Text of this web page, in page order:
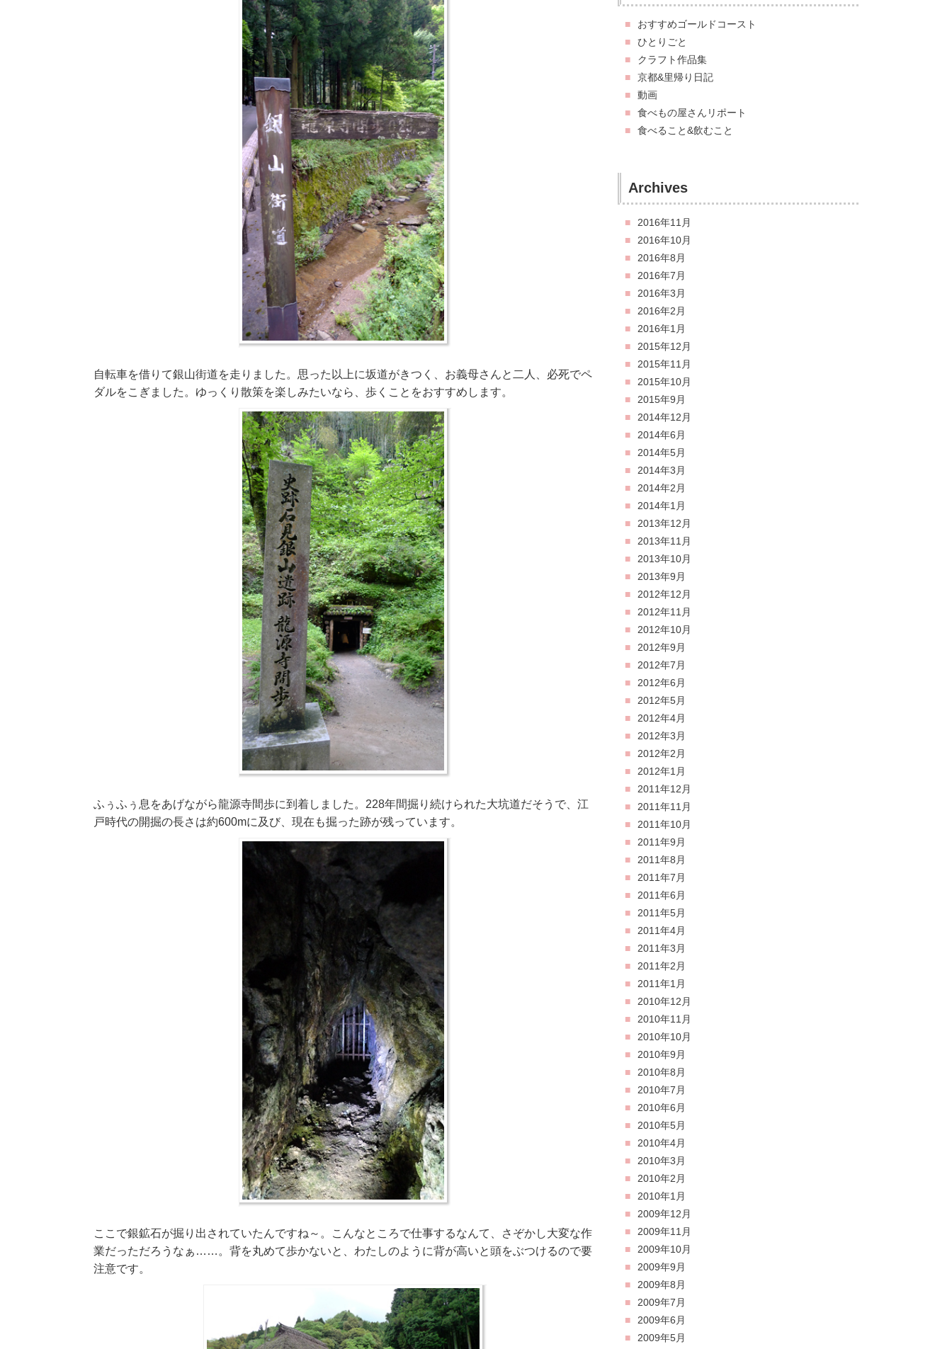
自転車を借りて銀山街道を走りました。思った以上に坂道がきつく、お義母さんと二人、必死でペ
ダルをこぎました。ゆっくり散策を楽しみたいなら、歩くことをおすすめします。
ふぅふぅ息をあげながら龍源寺間歩に到着しました。228年間掘り続けられた大坑道だそうで、江
戸時代の開掘の長さは約600mに及び、現在も掘った跡が残っています。
ここで銀鉱石が掘り出されていたんですね～。こんなところで仕事するなんて、さぞかし大変な作
業だっただろうなぁ……。背を丸めて歩かないと、わたしのように背が高いと頭をぶつけるので要
注意です。
おすすめゴールドコースト
ひとりごと
クラフト作品集
京都&里帰り日記
動画
食べもの屋さんリポート
食べること&飲むこと
Archives
2016年11月
2016年10月
2016年8月
2016年7月
2016年3月
2016年2月
2016年1月
2015年12月
2015年11月
2015年10月
2015年9月
2014年12月
2014年6月
2014年5月
2014年3月
2014年2月
2014年1月
2013年12月
2013年11月
2013年10月
2013年9月
2012年12月
2012年11月
2012年10月
2012年9月
2012年7月
2012年6月
2012年5月
2012年4月
2012年3月
2012年2月
2012年1月
2011年12月
2011年11月
2011年10月
2011年9月
2011年8月
2011年7月
2011年6月
2011年5月
2011年4月
2011年3月
2011年2月
2011年1月
2010年12月
2010年11月
2010年10月
2010年9月
2010年8月
2010年7月
2010年6月
2010年5月
2010年4月
2010年3月
2010年2月
2010年1月
2009年12月
2009年11月
2009年10月
2009年9月
2009年8月
2009年7月
2009年6月
2009年5月